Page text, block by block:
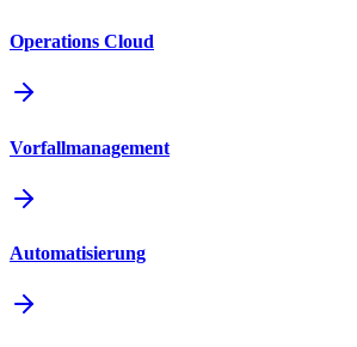
Operations Cloud
Vorfallmanagement
Automatisierung